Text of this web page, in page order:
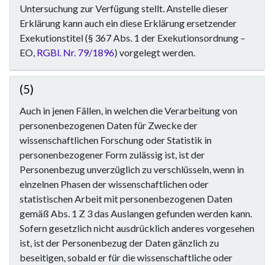
Untersuchung zur Verfügung stellt. Anstelle dieser
Erklärung kann auch ein diese Erklärung ersetzender
Exekutionstitel (§ 367 Abs. 1 der Exekutionsordnung –
EO, RGBl. Nr. 79/1896) vorgelegt werden.
(5)
Auch in jenen Fällen, in welchen dieVerarbeitungvon
personenbezogenen Daten für Zwecke der
wissenschaftlichen Forschung oder Statistik in
personenbezogener Form zulässig ist, ist der
Personenbezug unverzüglich zu verschlüsseln, wenn in
einzelnen Phasen der wissenschaftlichen oder
statistischen Arbeit mit personenbezogenen Daten
gemäß Abs. 1 Z 3 das Auslangen gefunden werden kann.
Sofern gesetzlich nicht ausdrücklich anderes vorgesehen
ist, ist der Personenbezug der Daten gänzlich zu
beseitigen, sobald er für die wissenschaftliche oder